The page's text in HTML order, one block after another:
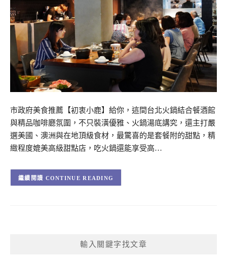
市政府美食推薦【初衷小鹿】給你，這間台北火鍋結合餐酒館
與精品咖啡廳氛圍，不只裝潢優雅、火鍋湯底講究，還主打嚴
選美國、澳洲與在地頂級食材，最驚喜的是套餐附的甜點，精
緻程度媲美高級甜點店，吃火鍋還能享受高…
CONTINUE READING
輸入關鍵字找文章